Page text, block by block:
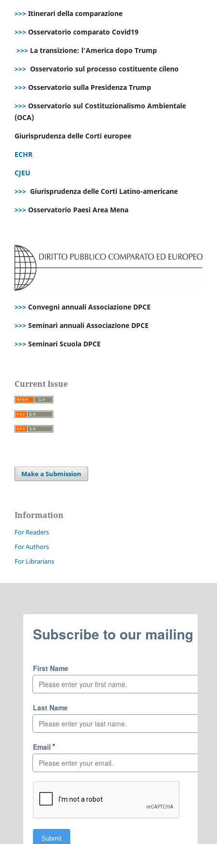
>>> Itinerari della comparazione
>>> Osservatorio comparato Covid19
>>> La transizione: l’America dopo Trump
>>> Osservatorio sul processo costituente cileno
>>> Osservatorio sulla Presidenza Trump
>>> Osservatorio sul Costituzionalismo Ambientale
(OCA)
Giurisprudenza delle Corti europee
ECHR
CJEU
>>> Giurisprudenza delle Corti Latino-americane
>>> Osservatorio Paesi Area Mena
>>> Convegni annuali Associazione DPCE
>>> Seminari annuali Associazione DPCE
>>> Seminari Scuola DPCE
Current Issue
Make a Submission
Information
For Readers
For Authors
For Librarians